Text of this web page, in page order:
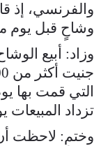
وشاحٍ قبل يوم
التي قمت بها
تزداد المبيعات
وختم: لاحظت أن